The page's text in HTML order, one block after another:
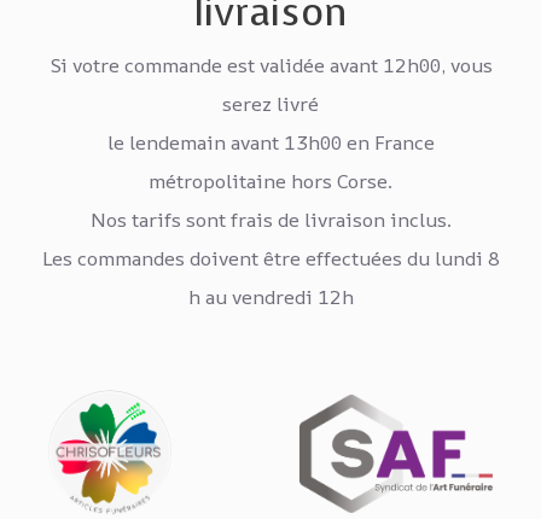
livraison
Si votre commande est validée avant 12h00, vous
serez livré
le lendemain avant 13h00 en France
métropolitaine hors Corse.
Nos tarifs sont frais de livraison inclus.
Les commandes doivent être effectuées du lundi 8
h au vendredi 12h